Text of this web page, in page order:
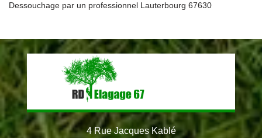
Dessouchage par un professionnel Lauterbourg 67630
4 Rue Jacques Kablé